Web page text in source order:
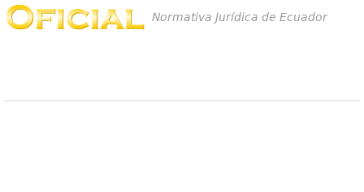
Normativa Jurídica de Ecuador